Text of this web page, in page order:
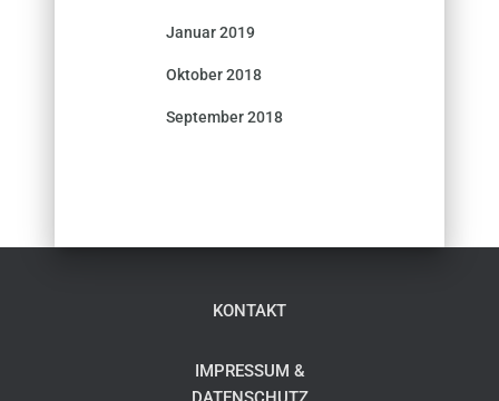
Januar 2019
Oktober 2018
September 2018
KONTAKT
IMPRESSUM &